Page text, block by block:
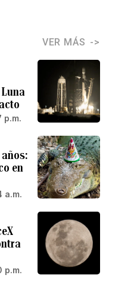
VER MÁS
p.m.
en
a.m.
p.m.